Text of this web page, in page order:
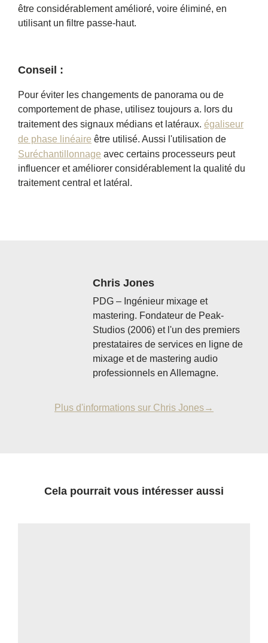
être considérablement amélioré, voire éliminé, en
utilisant un filtre passe-haut.
Conseil :
Pour éviter les changements de panorama ou de
comportement de phase, utilisez toujours a. lors du
traitement des signaux médians et latéraux. égaliseur
de phase linéaire être utilisé. Aussi l'utilisation de
Suréchantillonnage avec certains processeurs peut
influencer et améliorer considérablement la qualité du
traitement central et latéral.
Chris Jones
PDG – Ingénieur mixage et
mastering. Fondateur de Peak-
Studios (2006) et l'un des premiers
prestataires de services en ligne de
mixage et de mastering audio
professionnels en Allemagne.
Plus d'informations sur Chris Jones→
Cela pourrait vous intéresser aussi